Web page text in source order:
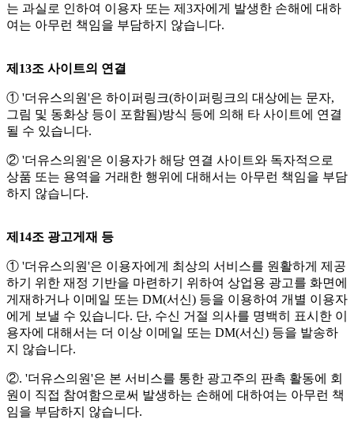
는 과실로 인하여 이용자 또는 제3자에게 발생한 손해에 대하
여는 아무런 책임을 부담하지 않습니다.
제13조 사이트의 연결
① '더유스의원'은 하이퍼링크(하이퍼링크의 대상에는 문자,
그림 및 동화상 등이 포함됨)방식 등에 의해 타 사이트에 연결
될 수 있습니다.
② '더유스의원'은 이용자가 해당 연결 사이트와 독자적으로
상품 또는 용역을 거래한 행위에 대해서는 아무런 책임을 부담
하지 않습니다.
제14조 광고게재 등
① '더유스의원'은 이용자에게 최상의 서비스를 원활하게 제공
하기 위한 재정 기반을 마련하기 위하여 상업용 광고를 화면에
게재하거나 이메일 또는 DM(서신) 등을 이용하여 개별 이용자
에게 보낼 수 있습니다. 단, 수신 거절 의사를 명백히 표시한 이
용자에 대해서는 더 이상 이메일 또는 DM(서신) 등을 발송하
지 않습니다.
②. '더유스의원'은 본 서비스를 통한 광고주의 판촉 활동에 회
원이 직접 참여함으로써 발생하는 손해에 대하여는 아무런 책
임을 부담하지 않습니다.